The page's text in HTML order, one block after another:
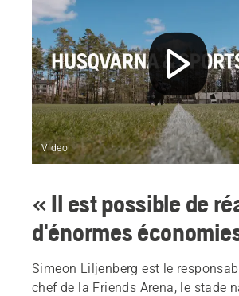
Video
« Il est possible de
d'énormes
Simeon Liljenberg est le
chef de la Friends Arena, le stade